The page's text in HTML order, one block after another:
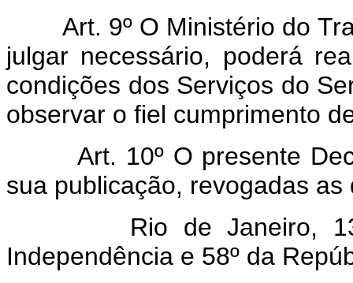
Art. 9º O Ministério do
julgar necessário, poderá
condições dos Serviços do
observar o fiel cumprimento
Art. 10º O presente
sua publicação, revogadas
Rio de Janeiro, 13 de
Independência e 58º da